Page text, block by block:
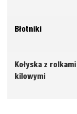
Błotniki
Kołyska z rolkami
kilowymi